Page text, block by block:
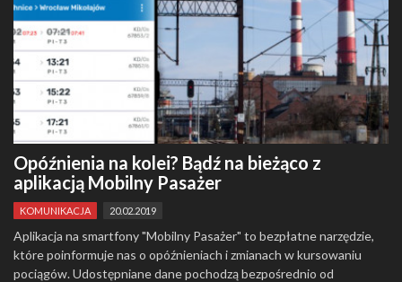
Opóźnienia na kolei? Bądź na bieżąco z
aplikacją Mobilny Pasażer
KOMUNIKACJA 20.02.2019
Aplikacja na smartfony "Mobilny Pasażer" to bezpłatne narzędzie,
które poinformuje nas o opóźnieniach i zmianach w kursowaniu
pociągów. Udostępniane dane pochodzą bezpośrednio od